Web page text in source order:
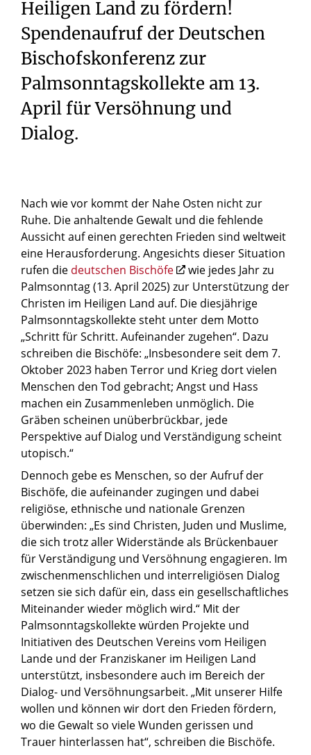
Heiligen Land zu fördern!
Spendenaufruf der Deutschen
Bischofskonferenz zur
Palmsonntagskollekte am 13.
April für Versöhnung und
Dialog.
Nach wie vor kommt der Nahe Osten nicht zur
Ruhe. Die anhaltende Gewalt und die fehlende
Aussicht auf einen gerechten Frieden sind weltweit
eine Herausforderung. Angesichts dieser Situation
rufen die deutschen Bischöfe
wie jedes Jahr zu
Palmsonntag (13. April 2025) zur Unterstützung der
Christen im Heiligen Land auf. Die diesjährige
Palmsonntagskollekte steht unter dem Motto
„Schritt für Schritt. Aufeinander zugehen“. Dazu
schreiben die Bischöfe: „Insbesondere seit dem 7.
Oktober 2023 haben Terror und Krieg dort vielen
Menschen den Tod gebracht; Angst und Hass
machen ein Zusammenleben unmöglich. Die
Gräben scheinen unüberbrückbar, jede
Perspektive auf Dialog und Verständigung scheint
utopisch.“
Dennoch gebe es Menschen, so der Aufruf der
Bischöfe, die aufeinander zugingen und dabei
religiöse, ethnische und nationale Grenzen
überwinden: „Es sind Christen, Juden und Muslime,
die sich trotz aller Widerstände als Brückenbauer
für Verständigung und Versöhnung engagieren. Im
zwischenmenschlichen und interreligiösen Dialog
setzen sie sich dafür ein, dass ein gesellschaftliches
Miteinander wieder möglich wird.“ Mit der
Palmsonntagskollekte würden Projekte und
Initiativen des Deutschen Vereins vom Heiligen
Lande und der Franziskaner im Heiligen Land
unterstützt, insbesondere auch im Bereich der
Dialog- und Versöhnungsarbeit. „Mit unserer Hilfe
wollen und können wir dort den Frieden fördern,
wo die Gewalt so viele Wunden gerissen und
Trauer hinterlassen hat“, schreiben die Bischöfe.